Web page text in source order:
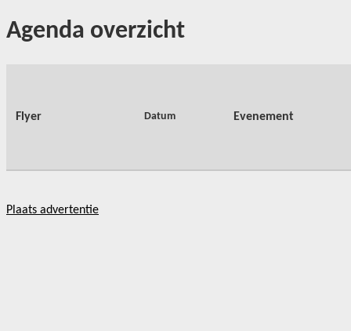
Agenda overzicht
Flyer Datum Evenement
Plaats advertentie